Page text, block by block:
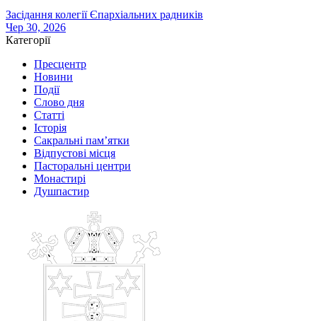
Засідання колегії Єпархіальних радників
Чер 30, 2026
Категорії
Пресцентр
Новини
Події
Слово дня
Статті
Історія
Сакральні пам’ятки
Відпустові місця
Пасторальні центри
Монастирі
Душпастир